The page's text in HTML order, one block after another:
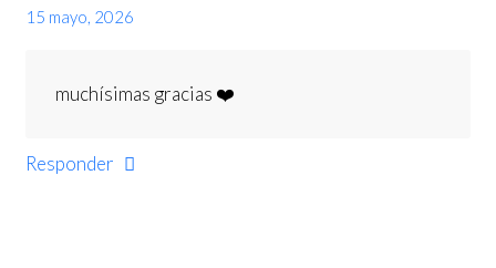
15 mayo, 2026
muchísimas gracias ❤️
Responder